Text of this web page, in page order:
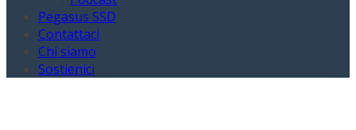
Pegasus SSD
Contattaci
Chi siamo
Sostienici